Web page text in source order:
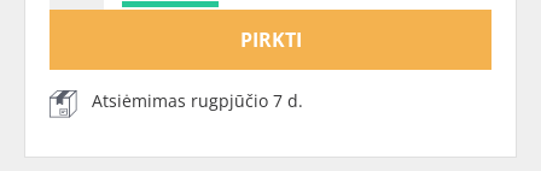
PIRKTI
Atsiėmimas rugpjūčio 7 d.